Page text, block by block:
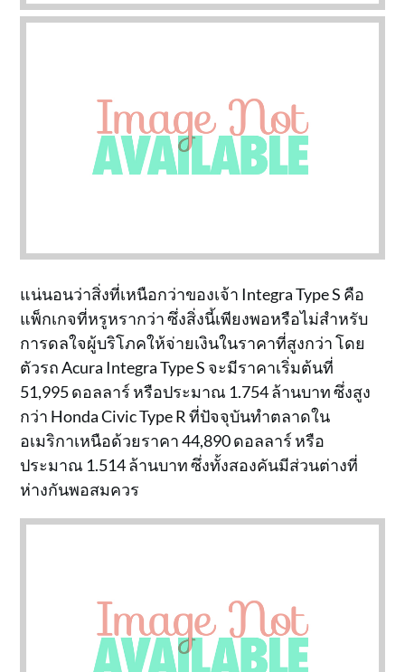
แน่นอนว่าสิ่งที่เหนือกว่าของเจ้า Integra Type S คือ
แพ็กเกจที่หรูหรากว่า ซึ่งสิ่งนี้เพียงพอหรือไม่สำหรับ
การดลใจผู้บริโภคให้จ่ายเงินในราคาที่สูงกว่า โดย
ตัวรถ Acura Integra Type S จะมีราคาเริ่มต้นที่
51,995 ดอลลาร์ หรือประมาณ 1.754 ล้านบาท ซึ่งสูง
กว่า Honda Civic Type R ที่ปัจจุบันทำตลาดใน
อเมริกาเหนือด้วยราคา 44,890 ดอลลาร์ หรือ
ประมาณ 1.514 ล้านบาท ซึ่งทั้งสองคันมีส่วนต่างที่
ห่างกันพอสมควร